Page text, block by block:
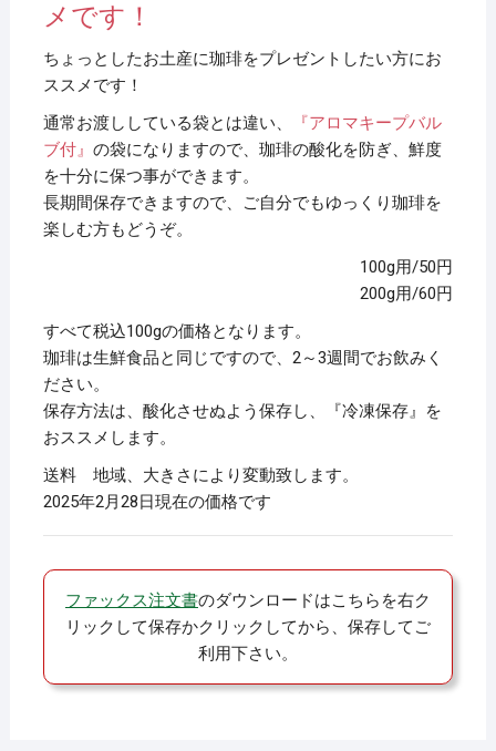
メです！
ちょっとしたお土産に珈琲をプレゼントしたい方にお
ススメです！
通常お渡ししている袋とは違い、
『アロマキープバル
ブ付』 の袋になりますので、珈琲の酸化を防ぎ、鮮度
を十分に保つ事ができます。
長期間保存できますので、ご自分でもゆっくり珈琲を
楽しむ方もどうぞ。
100g用/50円
200g用/60円
すべて税込100gの価格となります。
珈琲は生鮮食品と同じですので、2～3週間でお飲みく
ださい。
保存方法は、酸化させぬよう保存し、『冷凍保存』を
おススメします。
送料 地域、大きさにより変動致します。
2025年2月28日現在の価格です
ファックス注文書のダウンロードはこちらを右ク
リックして保存かクリックしてから、保存してご
利用下さい。